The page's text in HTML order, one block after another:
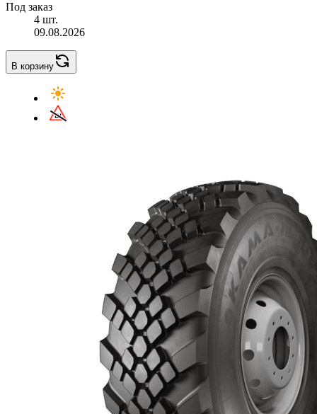
Под заказ
4 шт.
09.08.2026
В корзину